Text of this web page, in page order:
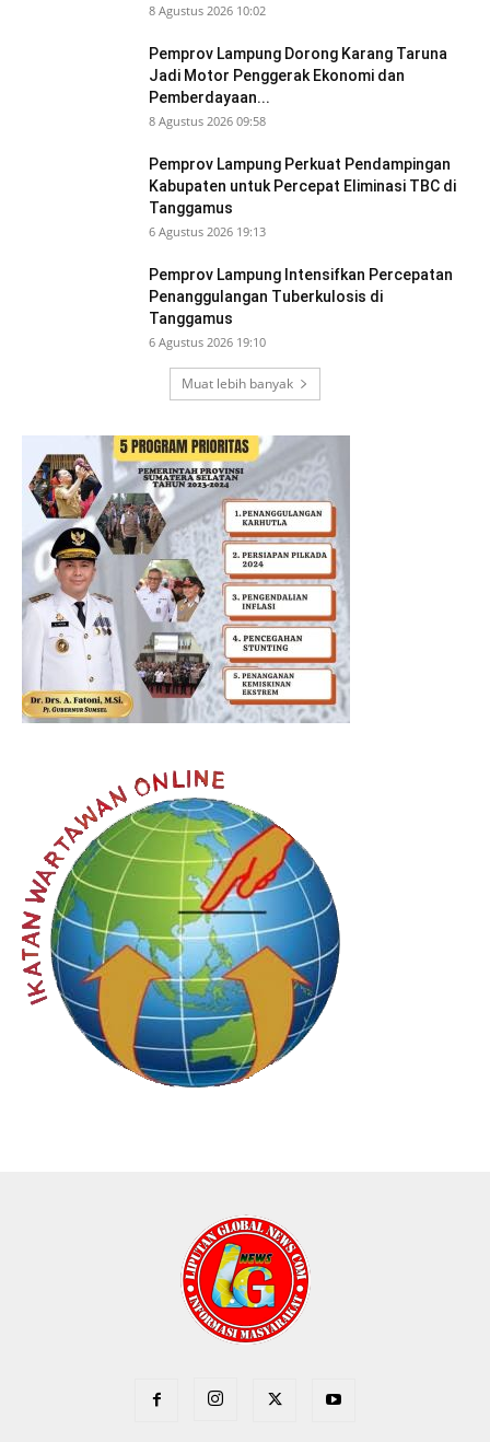
8 Agustus 2026 10:02
Pemprov Lampung Dorong Karang Taruna
Jadi Motor Penggerak Ekonomi dan
Pemberdayaan...
8 Agustus 2026 09:58
Pemprov Lampung Perkuat Pendampingan
Kabupaten untuk Percepat Eliminasi TBC di
Tanggamus
6 Agustus 2026 19:13
Pemprov Lampung Intensifkan Percepatan
Penanggulangan Tuberkulosis di
Tanggamus
6 Agustus 2026 19:10
Muat lebih banyak